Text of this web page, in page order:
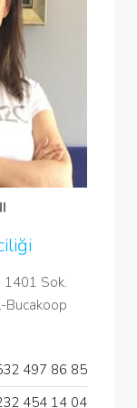
1401 Sok.
Bucakoop
497 86 85
454 14 04